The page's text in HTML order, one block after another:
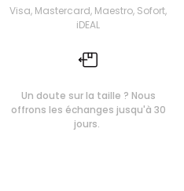
Visa, Mastercard, Maestro, Sofort,
iDEAL
Un doute sur la taille ? Nous
offrons les échanges jusqu'à 30
jours.